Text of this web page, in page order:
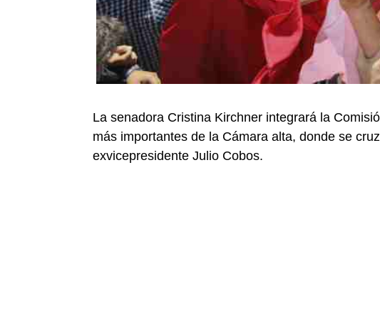
La senadora Cristina Kirchner integrará la
más importantes de la Cámara alta, donde se
exvicepresidente Julio Cobos.